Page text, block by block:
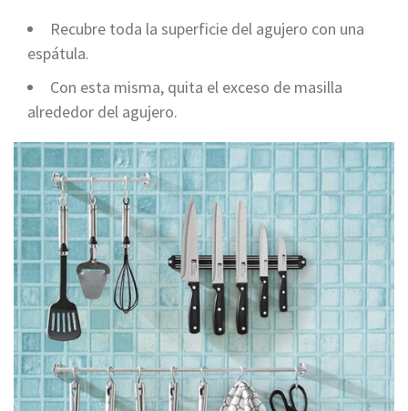
Recubre toda la superficie del agujero con una
espátula.
Con esta misma, quita el exceso de masilla
alrededor del agujero.